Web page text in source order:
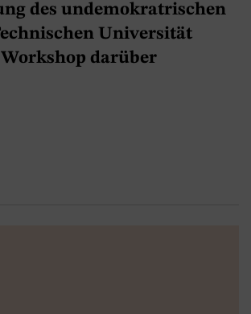
des undemokratrischen
Universität
darüber